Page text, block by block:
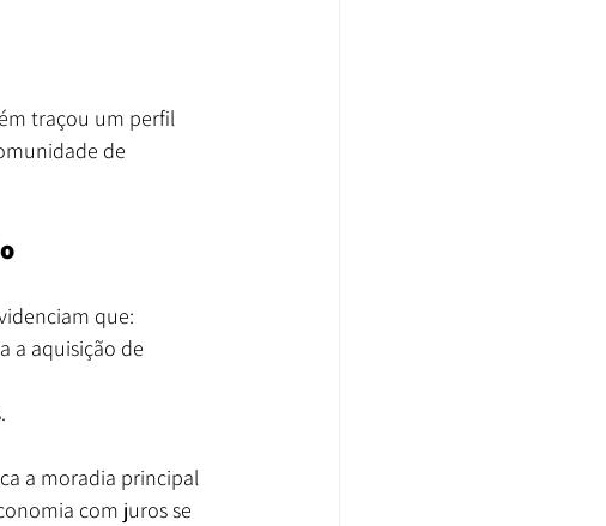
traçou um perfil
de
que:
a aquisição de
a moradia principal
com juros se